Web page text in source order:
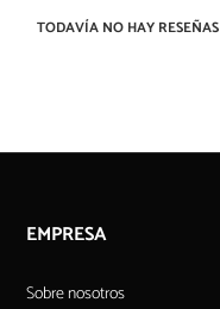
TODAVÍA NO HAY RESEÑAS
EMPRESA
Sobre nosotros